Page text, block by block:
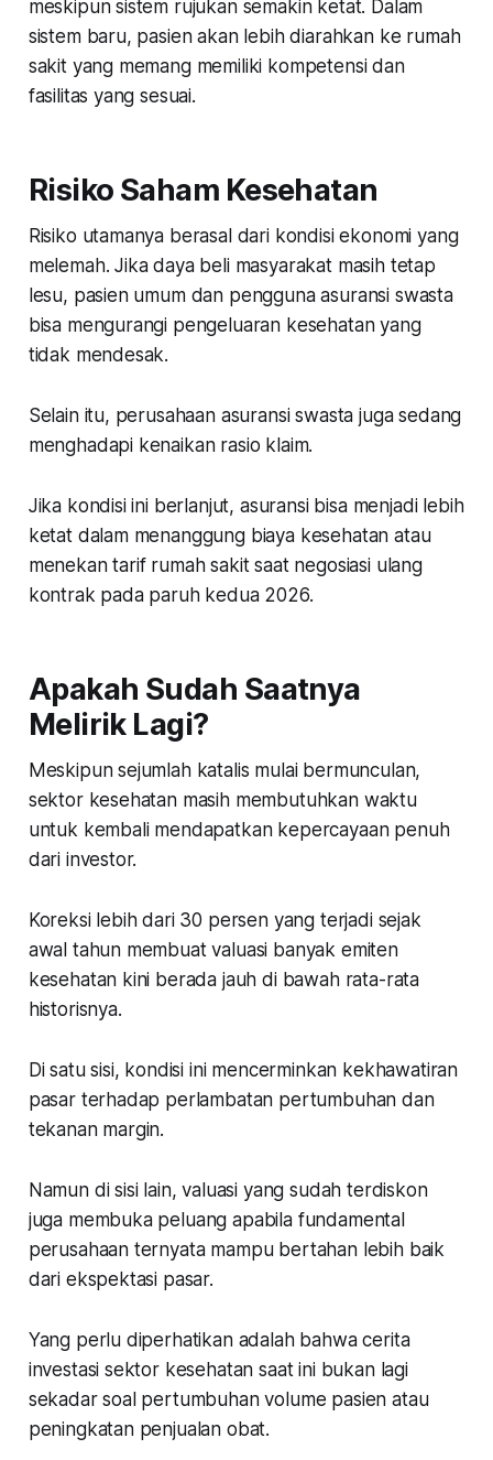
meskipun sistem rujukan semakin ketat. Dalam
sistem baru, pasien akan lebih diarahkan ke rumah
sakit yang memang memiliki kompetensi dan
fasilitas yang sesuai.
Risiko Saham Kesehatan
Risiko utamanya berasal dari kondisi ekonomi yang
melemah. Jika daya beli masyarakat masih tetap
lesu, pasien umum dan pengguna asuransi swasta
bisa mengurangi pengeluaran kesehatan yang
tidak mendesak.
Selain itu, perusahaan asuransi swasta juga sedang
menghadapi kenaikan rasio klaim.
Jika kondisi ini berlanjut, asuransi bisa menjadi lebih
ketat dalam menanggung biaya kesehatan atau
menekan tarif rumah sakit saat negosiasi ulang
kontrak pada paruh kedua 2026.
Apakah Sudah Saatnya
Melirik Lagi?
Meskipun sejumlah katalis mulai bermunculan,
sektor kesehatan masih membutuhkan waktu
untuk kembali mendapatkan kepercayaan penuh
dari investor.
Koreksi lebih dari 30 persen yang terjadi sejak
awal tahun membuat valuasi banyak emiten
kesehatan kini berada jauh di bawah rata-rata
historisnya.
Di satu sisi, kondisi ini mencerminkan kekhawatiran
pasar terhadap perlambatan pertumbuhan dan
tekanan margin.
Namun di sisi lain, valuasi yang sudah terdiskon
juga membuka peluang apabila fundamental
perusahaan ternyata mampu bertahan lebih baik
dari ekspektasi pasar.
Yang perlu diperhatikan adalah bahwa cerita
investasi sektor kesehatan saat ini bukan lagi
sekadar soal pertumbuhan volume pasien atau
peningkatan penjualan obat.